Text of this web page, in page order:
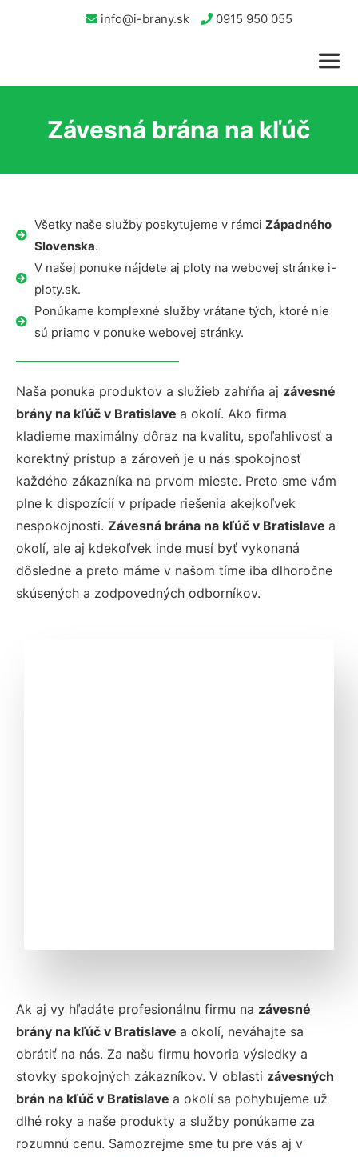
info@i-brany.sk 0915 950 055
Závesná brána na kľúč
Všetky naše služby poskytujeme v rámci Západného
Slovenska.
V našej ponuke nájdete aj ploty na webovej stránke i-
ploty.sk.
Ponúkame komplexné služby vrátane tých, ktoré nie
sú priamo v ponuke webovej stránky.
Naša ponuka produktov a služieb zahŕňa aj závesné
brány na kľúč v Bratislave a okolí. Ako firma
kladieme maximálny dôraz na kvalitu, spoľahlivosť a
korektný prístup a zároveň je u nás spokojnosť
každého zákazníka na prvom mieste. Preto sme vám
plne k dispozícií v prípade riešenia akejkoľvek
nespokojnosti. Závesná brána na kľúč v Bratislave a
okolí, ale aj kdekoľvek inde musí byť vykonaná
dôsledne a preto máme v našom tíme iba dlhoročne
skúsených a zodpovedných odborníkov.
Ak aj vy hľadáte profesionálnu firmu na závesné
brány na kľúč v Bratislave a okolí, neváhajte sa
obrátiť na nás. Za našu firmu hovoria výsledky a
stovky spokojných zákazníkov. V oblasti závesných
brán na kľúč v Bratislave a okolí sa pohybujeme už
dlhé roky a naše produkty a služby ponúkame za
rozumnú cenu. Samozrejme sme tu pre vás aj v